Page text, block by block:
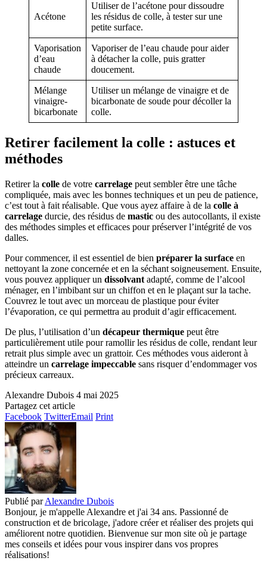
Acétone
Utiliser de l’acétone pour dissoudre
les résidus de colle, à tester sur une
petite surface.
Vaporisation
d’eau
chaude
Vaporiser de l’eau chaude pour aider
à détacher la colle, puis gratter
doucement.
Mélange
vinaigre-
bicarbonate
Utiliser un mélange de vinaigre et de
bicarbonate de soude pour décoller la
colle.
Retirer facilement la colle : astuces et
méthodes
Retirer la colle de votre carrelage peut sembler être une tâche
compliquée, mais avec les bonnes techniques et un peu de patience,
c’est tout à fait réalisable. Que vous ayez affaire à de la colle à
carrelage durcie, des résidus de mastic ou des autocollants, il existe
des méthodes simples et efficaces pour préserver l’intégrité de vos
dalles.
Pour commencer, il est essentiel de bien préparer la surface en
nettoyant la zone concernée et en la séchant soigneusement. Ensuite,
vous pouvez appliquer un dissolvant adapté, comme de l’alcool
ménager, en l’imbibant sur un chiffon et en le plaçant sur la tache.
Couvrez le tout avec un morceau de plastique pour éviter
l’évaporation, ce qui permettra au produit d’agir efficacement.
De plus, l’utilisation d’un décapeur thermique peut être
particulièrement utile pour ramollir les résidus de colle, rendant leur
retrait plus simple avec un grattoir. Ces méthodes vous aideront à
atteindre un carrelage impeccable sans risquer d’endommager vos
précieux carreaux.
Alexandre Dubois 4 mai 2025
Partagez cet article
Facebook TwitterEmail Print
Publié par Alexandre Dubois
Bonjour, je m'appelle Alexandre et j'ai 34 ans. Passionné de
construction et de bricolage, j'adore créer et réaliser des projets qui
améliorent notre quotidien. Bienvenue sur mon site où je partage
mes conseils et idées pour vous inspirer dans vos propres
réalisations!